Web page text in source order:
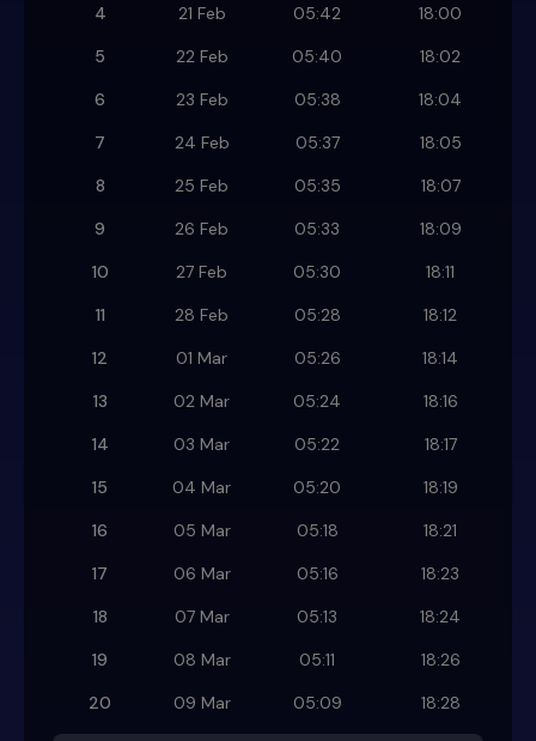
4
21 Feb 05:42
18:00
5
22 Feb 05:40
18:02
6
23 Feb 05:38
18:04
7
24 Feb 05:37
18:05
8
25 Feb 05:35
18:07
9
26 Feb 05:33
18:09
10
27 Feb 05:30
18:11
11
28 Feb 05:28
18:12
12
01 Mar 05:26
18:14
13
02 Mar 05:24
18:16
14
03 Mar 05:22
18:17
15
04 Mar 05:20
18:19
16
05 Mar 05:18
18:21
17
06 Mar 05:16
18:23
18
07 Mar 05:13
18:24
19
08 Mar 05:11
18:26
20
09 Mar 05:09 18:28